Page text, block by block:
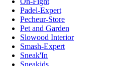
Padel-Expert
Pecheur-Store
Pet and Garden
Slowood Interior
Smash-Expert
Sneak'In